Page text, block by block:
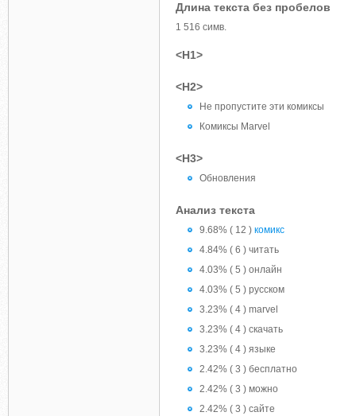
Длина текста без пробелов
1 516 симв.
<H1>
<H2>
Не пропустите эти комиксы
Комиксы Marvel
<H3>
Обновления
Анализ текста
9.68% ( 12 ) комикс
4.84% ( 6 ) читать
4.03% ( 5 ) онлайн
4.03% ( 5 ) русском
3.23% ( 4 ) marvel
3.23% ( 4 ) скачать
3.23% ( 4 ) языке
2.42% ( 3 ) бесплатно
2.42% ( 3 ) можно
2.42% ( 3 ) сайте